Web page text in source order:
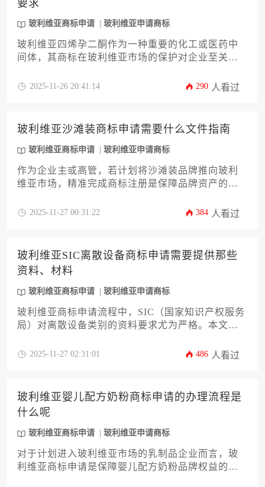
要求
玻利维亚商标申请 玻利维亚申请商标
玻利维亚四烯孕二酮作为一种重要的化工或医药中
间体，其商标在玻利维亚市场的保护对企业至关重
与详细要求，涵盖从商品分类选择、商标显著性判
操作指南，助力其顺利完成这一具有专业性的玻利
维亚商标申请流程，有效规避潜在风险。
2025-11-26 20:41:14 290 人看过
玻利维亚沙滩装商标申请需要什么文件指南
玻利维亚商标申请 玻利维亚申请商标
作为企业主或高管，若计划将沙滩装品牌推向玻利
维亚市场，精准完成商标注册是保障品牌资产的首
品类商标申请所需的全套文件清单、详细准备要点
风险规避策略，旨在帮助企业高效通过官方审查，
成功获得商标专用权。一次成功的玻利维亚商标申
请能为品牌在当地市场的长远发展奠定坚实法律基
础。
2025-11-27 00:31:22 384 人看过
玻利维亚SIC离散设备商标申请需要提供那些
资料、材料
玻利维亚商标申请 玻利维亚申请商标
玻利维亚商标申请流程中，SIC（国家知识产权服务
局）对离散设备类别的资料要求尤为严格。本文详
分类表填写规范及常见驳回应对策略，帮助企业高
2025-11-27 02:31:01 486 人看过
玻利维亚婴儿配方奶粉商标申请的办理流程是
什么呢
玻利维亚商标申请 玻利维亚申请商标
对于计划进入玻利维亚市场的乳制品企业而言，玻
利维亚商标申请是保障婴儿配方奶粉品牌权益的首